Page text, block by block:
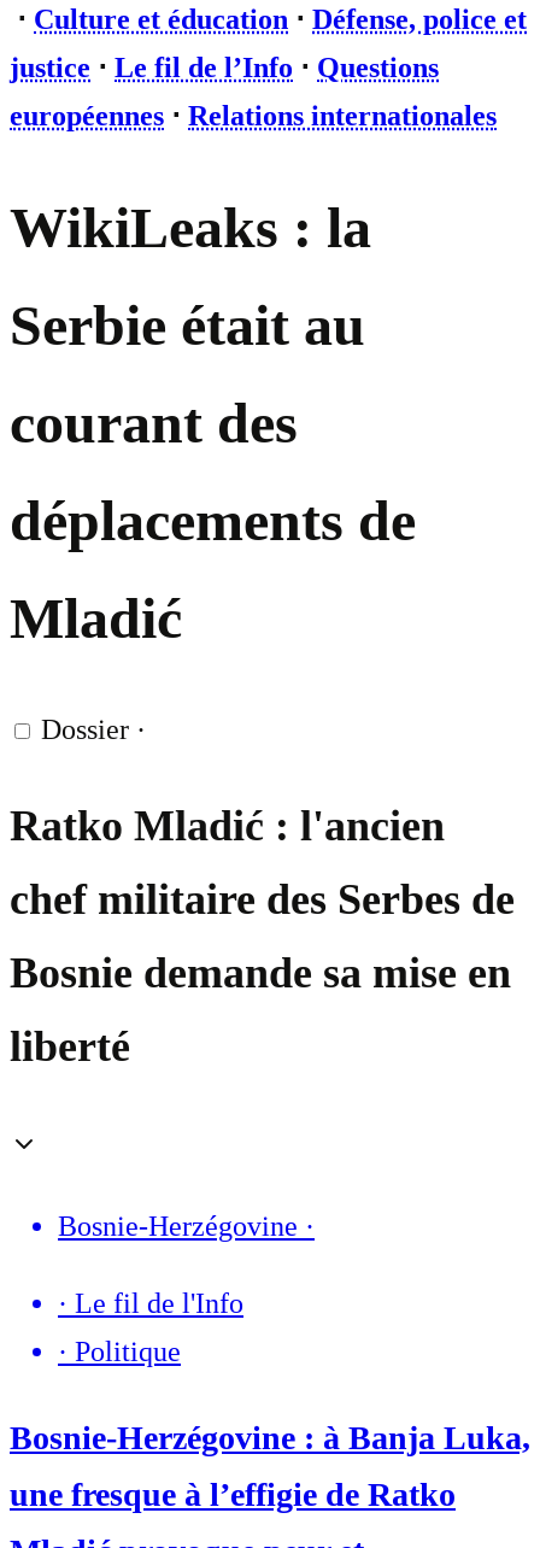
⋅ Culture et éducation ⋅ Défense, police et
justice ⋅ Le fil de l’Info ⋅ Questions
européennes ⋅ Relations internationales
WikiLeaks : la
Serbie était au
courant des
déplacements de
Mladić
Dossier ·
Ratko Mladić : l'ancien
chef militaire des Serbes de
Bosnie demande sa mise en
liberté
Bosnie-Herzégovine ·
· Le fil de l'Info
· Politique
Bosnie-Herzégovine : à Banja Luka,
une fresque à l’effigie de Ratko